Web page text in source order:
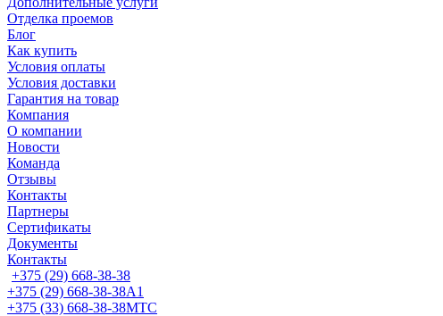
Отделка проемов
Блог
Как купить
Условия оплаты
Условия доставки
Гарантия на товар
Компания
О компании
Новости
Команда
Отзывы
Контакты
Партнеры
Сертификаты
Документы
Контакты
+375 (29) 668-38-38
+375 (29) 668-38-38A1
+375 (33) 668-38-38МТС